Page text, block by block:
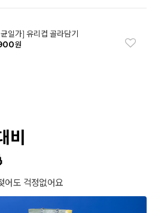
일가] 유리컵 골라담기
원
비
어도 걱정없어요